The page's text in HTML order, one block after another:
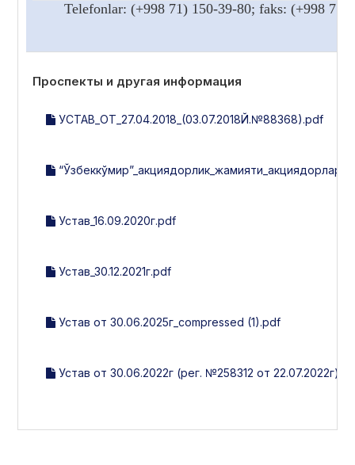
Telefonlar: (+998 71) 150-39-80; faks:
Проспекты и другая информация
УСТАВ_ОТ_27.04.2018_(03.07.2018Й.№88368).pdf
Устав_16.09.2020г.pdf
Устав_30.12.2021г.pdf
Устав от 30.06.2025г_compressed (1).pdf
Устав от 30.06.2022г (рег. №258312 от